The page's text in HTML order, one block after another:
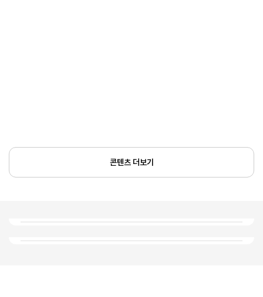
콘텐츠 더보기